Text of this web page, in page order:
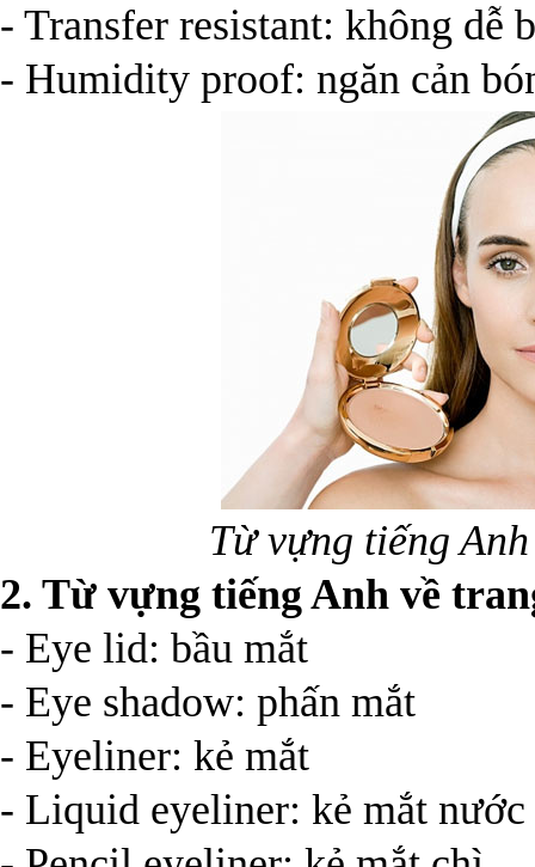
- Transfer resistant: không dễ
- Humidity proof: ngăn cản
Từ vựng tiếng
2. Từ vựng tiếng Anh về
- Eye lid: bầu mắt
- Eye shadow: phấn mắt
- Eyeliner: kẻ mắt
- Liquid eyeliner: kẻ mắt nước